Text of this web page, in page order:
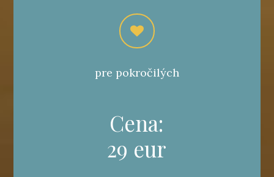
pre pokročilých
Cena:
29 eur